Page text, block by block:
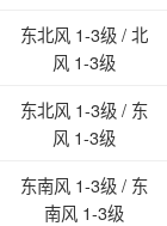
东北风 1-3级 / 北
风 1-3级
东北风 1-3级 / 东
风 1-3级
东南风 1-3级 / 东
南风 1-3级